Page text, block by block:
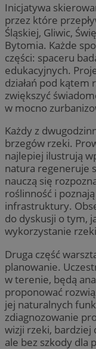
Inicjatywa
przez które
Śląskiej, Gliwic,
Bytomia. Każde
części: spaceru
edukacyjnych.
działań pod kątem
zwiększyć
w mocno
Każdy z
brzegów rzeki.
najlepiej ilustrują
natura regeneruje
nauczą się
roślinność i
infrastruktury.
do dyskusji o tym,
wykorzystanie
Druga część
planowanie.
w terenie, będą
proponować
jej naturalnych
zdiagnozowanie
wizji rzeki, bardziej
ale bez szkody dla